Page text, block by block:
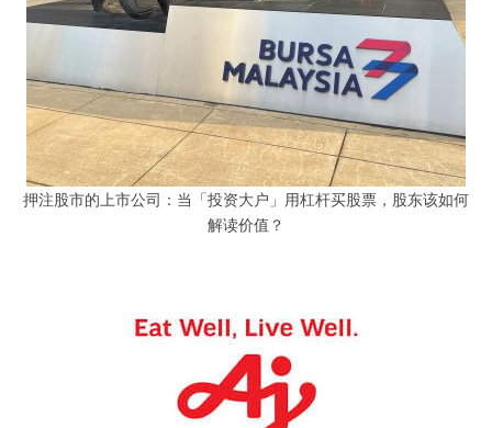
押注股市的上市公司：当「投资大户」用杠杆买股票，股东该如何
解读价值？